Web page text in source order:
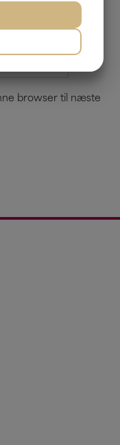
browser til næste